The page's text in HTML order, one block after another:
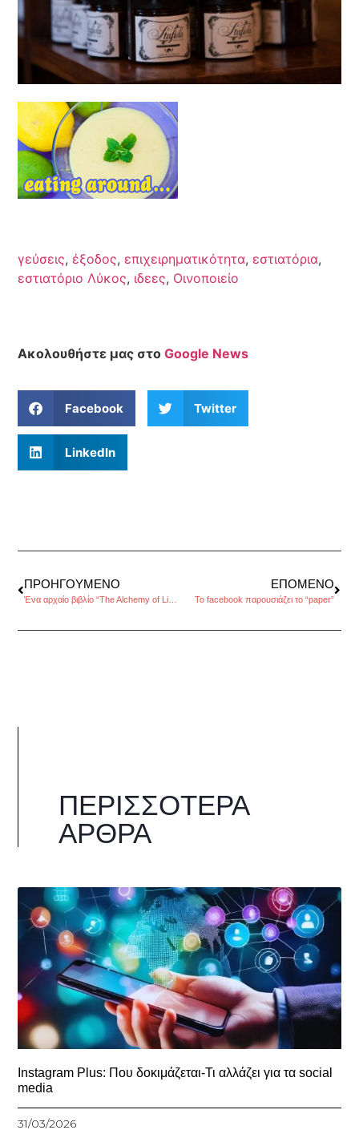
γεύσεις, έξοδος, επιχειρηματικότητα, εστιατόρια,
εστιατόριο Λύκος, ιδεες, Οινοποιείο
Ακολουθήστε μας στοGoogle News
Facebook Twitter
LinkedIn
ΠΡΟΗΓΟΎΜΕΝΟ ΕΠΌΜΕΝΟ
Το facebook παρουσιάζει το “paper”
ΠΕΡΙΣΣΌΤΕΡΑ
ΆΡΘΡΑ
Instagram Plus: Που δοκιμάζεται-Τι αλλάζει για τα social
media
31/03/2026